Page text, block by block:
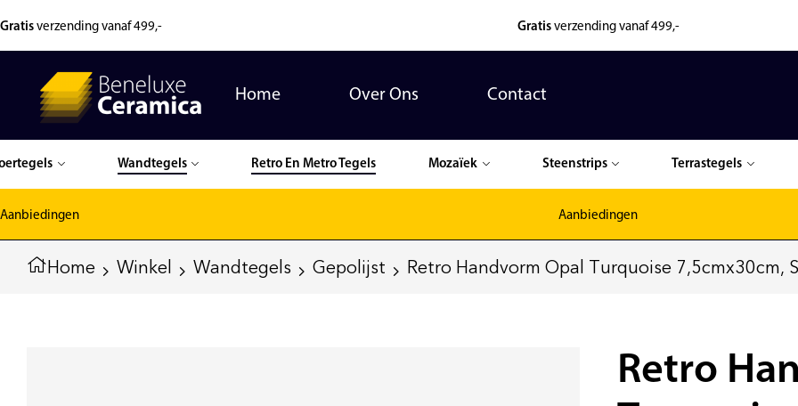
Gratis verzending vanaf 499,- Gratis verzending vanaf 499,-
Home Over Ons Contact
Wandtegels Retro En Metro Tegels Mozaïek Steenstrips Terrastegels
Aanbiedingen Aanbiedingen
Home Winkel Wandtegels Gepolijst Retro Handvorm Opal Turquoise 7,5cmx30cm,
Retro